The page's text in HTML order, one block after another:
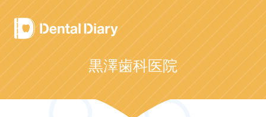
Skip
to
content
黒澤歯科医院